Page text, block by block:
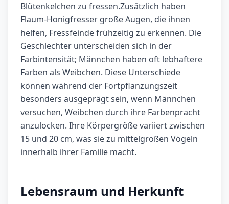
Blütenkelchen zu fressen.Zusätzlich haben
Flaum-Honigfresser große Augen, die ihnen
helfen, Fressfeinde frühzeitig zu erkennen. Die
Geschlechter unterscheiden sich in der
Farbintensität; Männchen haben oft lebhaftere
Farben als Weibchen. Diese Unterschiede
können während der Fortpflanzungszeit
besonders ausgeprägt sein, wenn Männchen
versuchen, Weibchen durch ihre Farbenpracht
anzulocken. Ihre Körpergröße variiert zwischen
15 und 20 cm, was sie zu mittelgroßen Vögeln
innerhalb ihrer Familie macht.
Lebensraum und Herkunft